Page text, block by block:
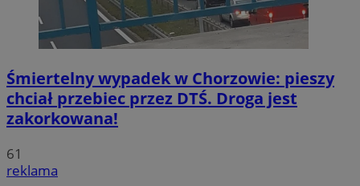
Śmiertelny wypadek w Chorzowie: pieszy
chciał przebiec przez DTŚ. Droga jest
zakorkowana!
61
reklama